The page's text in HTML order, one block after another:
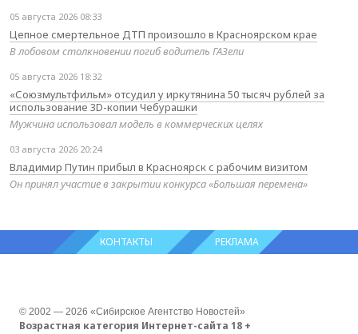
05 августа 2026 08:33
Цепное смертельное ДТП произошло в Красноярском крае
В лобовом столкновении погиб водитель ГАЗели
05 августа 2026 18:32
«Союзмультфильм» отсудил у иркутянина 50 тысяч рублей за
использование 3D-копии Чебурашки
Мужчина использовал модель в коммерческих целях
03 августа 2026 20:24
Владимир Путин прибыл в Красноярск с рабочим визитом
Он принял участие в закрытии конкурса «Большая перемена»
КОНТАКТЫ РЕКЛАМА
© 2002 — 2026 «Сибирское Агентство Новостей»
Возрастная категория Интернет-сайта 18 +